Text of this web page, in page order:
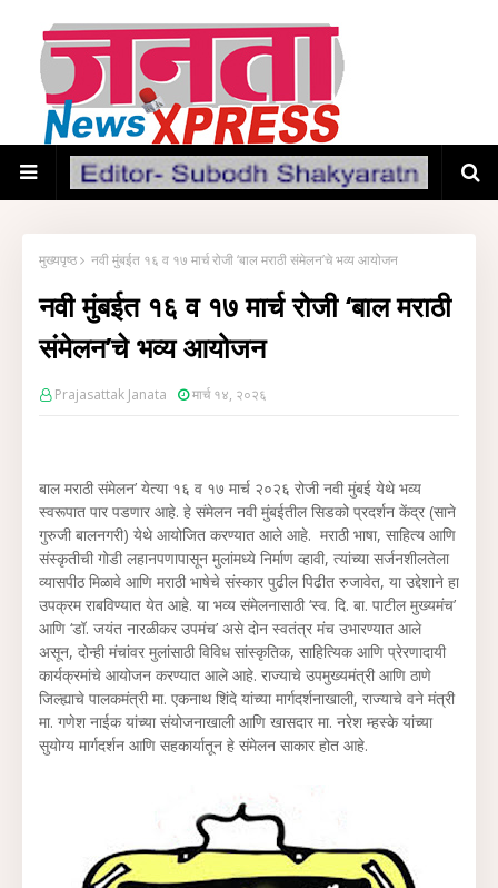
मुख्यपृष्ठ नवी मुंबईत १६ व १७ मार्च रोजी ‘बाल मराठी संमेलन’चे भव्य आयोजन
नवी मुंबईत १६ व १७ मार्च रोजी ‘बाल मराठी
संमेलन’चे भव्य आयोजन
Prajasattak Janata मार्च १४, २०२६
बाल मराठी संमेलन’ येत्या १६ व १७ मार्च २०२६ रोजी नवी मुंबई येथे भव्य
स्वरूपात पार पडणार आहे. हे संमेलन नवी मुंबईतील सिडको प्रदर्शन केंद्र (साने
गुरुजी बालनगरी) येथे आयोजित करण्यात आले आहे. मराठी भाषा, साहित्य आणि
संस्कृतीची गोडी लहानपणापासून मुलांमध्ये निर्माण व्हावी, त्यांच्या सर्जनशीलतेला
व्यासपीठ मिळावे आणि मराठी भाषेचे संस्कार पुढील पिढीत रुजावेत, या उद्देशाने हा
उपक्रम राबविण्यात येत आहे. या भव्य संमेलनासाठी ‘स्व. दि. बा. पाटील मुख्यमंच’
आणि ‘डॉ. जयंत नारळीकर उपमंच’ असे दोन स्वतंत्र मंच उभारण्यात आले
असून, दोन्ही मंचांवर मुलांसाठी विविध सांस्कृतिक, साहित्यिक आणि प्रेरणादायी
कार्यक्रमांचे आयोजन करण्यात आले आहे. राज्याचे उपमुख्यमंत्री आणि ठाणे
जिल्ह्याचे पालकमंत्री मा. एकनाथ शिंदे यांच्या मार्गदर्शनाखाली, राज्याचे वने मंत्री
मा. गणेश नाईक यांच्या संयोजनाखाली आणि खासदार मा. नरेश म्हस्के यांच्या
सुयोग्य मार्गदर्शन आणि सहकार्यातून हे संमेलन साकार होत आहे.